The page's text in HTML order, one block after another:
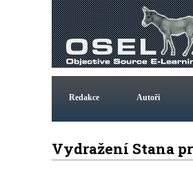
Redakce Autoři
Vydražení Stana